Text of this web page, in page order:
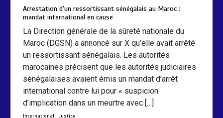
Arrestation d’un ressortissant sénégalais au Maroc :
mandat international en cause
La Direction générale de la sûreté nationale du
Maroc (DGSN) a annoncé sur X qu’elle avait arrêté
un ressortissant sénégalais. Les autorités
marocaines précisent que les autorités judiciaires
sénégalaises avaient émis un mandat d’arrêt
international contre lui pour « suspicion
d’implication dans un meurtre avec […]
International Justice